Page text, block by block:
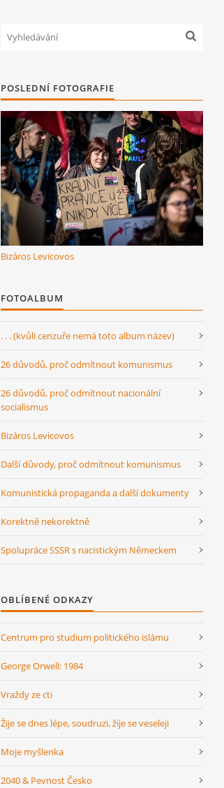
POSLEDNÍ FOTOGRAFIE
Bizáros Levicovos
FOTOALBUM
. . . (kvůli cenzuře nemá toto album název)
26 důvodů, proč odmítnout komunismus
26 důvodů, proč odmítnout nacionální
socialismus
Bizáros Levicovos
Další důvody, proč odmítnout komunismus
Komunistická propaganda a další dokumenty
Korektně nekorektně
Spolupráce SSSR s nacistickým Německem
OBLÍBENÉ ODKAZY
Centrum pro studium politického islámu
George Orwell: 1984
Vraždy ze cti
Žije se dnes lépe, soudruzi, žije se veseleji
Moje myšlenka
2040 & Pevnost Česko